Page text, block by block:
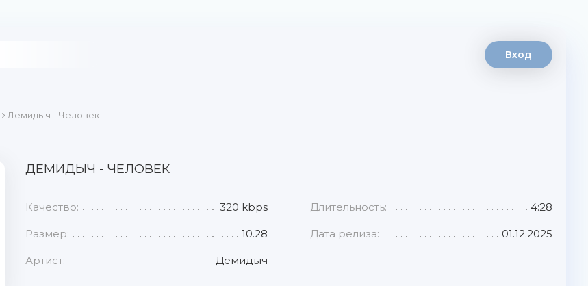
Вход
Демидыч - Человек
ДЕМИДЫЧ - ЧЕЛОВЕК
Качество: 320 kbps Длительность: 4:28
Размер: 10.28 Дата релиза: 01.12.2025
Артист: Демидыч